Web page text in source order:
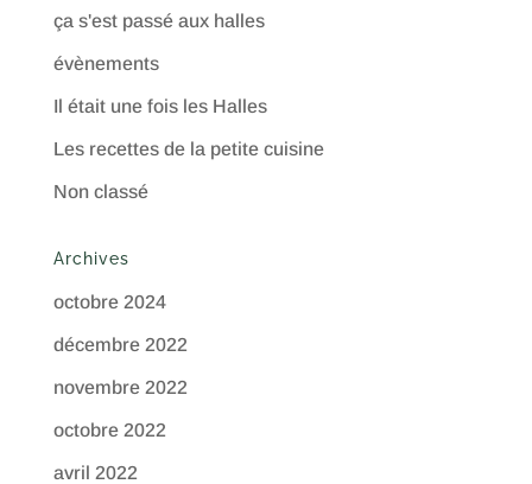
ça s'est passé aux halles
évènements
Il était une fois les Halles
Les recettes de la petite cuisine
Non classé
Archives
octobre 2024
décembre 2022
novembre 2022
octobre 2022
avril 2022